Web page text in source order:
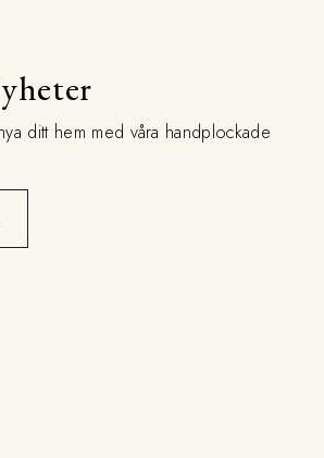
ditt hem med våra handplockade